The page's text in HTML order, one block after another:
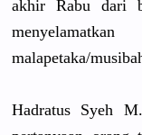
akhir Rabu dari
malapetaka/
Hadratus Syeh